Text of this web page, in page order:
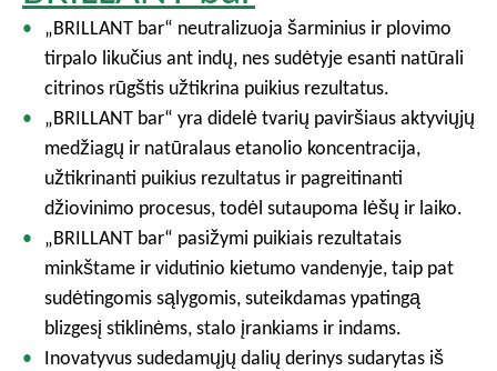
„BRILLANT bar“ neutralizuoja šarminius ir plovimo
tirpalo likučius ant indų, nes sudėtyje esanti natūrali
citrinos rūgštis užtikrina puikius rezultatus.
„BRILLANT bar“ yra didelė tvarių paviršiaus aktyviųjų
medžiagų ir natūralaus etanolio koncentracija,
užtikrinanti puikius rezultatus ir pagreitinanti
džiovinimo procesus, todėl sutaupoma lėšų ir laiko.
„BRILLANT bar“ pasižymi puikiais rezultatais
minkštame ir vidutinio kietumo vandenyje, taip pat
sudėtingomis sąlygomis, suteikdamas ypatingą
blizgesį stiklinėms, stalo įrankiams ir indams.
Inovatyvus sudedamųjų dalių derinys sudarytas iš